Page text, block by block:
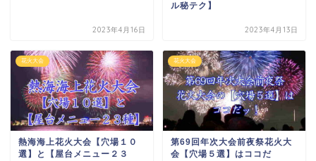
2023年4月16日
ル秘テク】
2023年4月13日
花火大会
熱海海上花火大会【穴場１０
選】と【屋台メニュー２３
花火大会
第69回年次大会前夜祭花火大
会【穴場５選】はココだ